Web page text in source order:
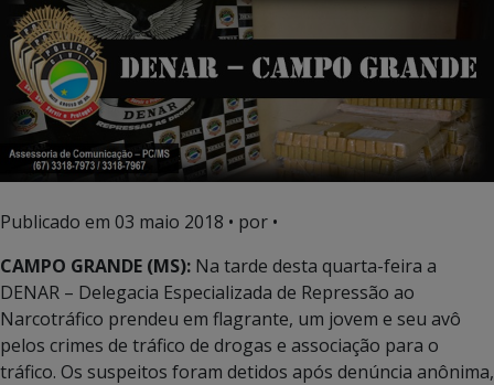
Publicado em 03 maio 2018 • por •
CAMPO GRANDE (MS): Na tarde desta quarta-feira a
DENAR – Delegacia Especializada de Repressão ao
Narcotráfico prendeu em flagrante, um jovem e seu avô
pelos crimes de tráfico de drogas e associação para o
tráfico. Os suspeitos foram detidos após denúncia anônima,